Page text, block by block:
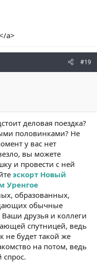
a>
#19
деловая поездка?
половинками? Не
у вас нет
вы можете
и провести с ней
эскорт Новый
Уренгое
образованных,
обычные
друзья и коллеги
спутницей, ведь
не будет такой же
на потом, ведь